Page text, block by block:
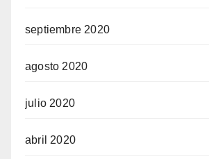
septiembre 2020
agosto 2020
julio 2020
abril 2020